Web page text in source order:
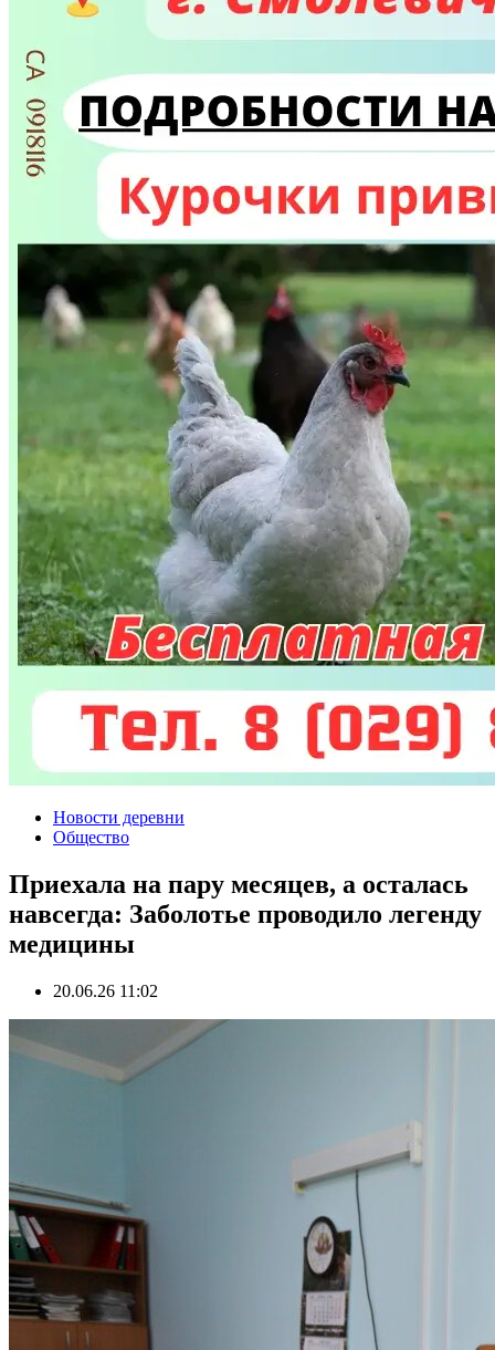
Новости деревни
Общество
Приехала на пару месяцев, а осталась
навсегда: Заболотье проводило легенду
медицины
20.06.26 11:02